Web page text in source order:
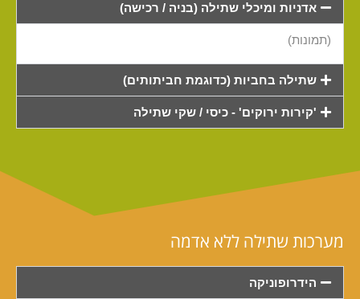
אדניות ומיכלי שתילה (בניה / רכישה)
(תמונות)
שתילה בחביות (כדוגמת חביתותים)
'קירות ירוקים' - כיסי / שקי שתילה
מערכות שתילה ללא אדמה​
הידרופוניקה